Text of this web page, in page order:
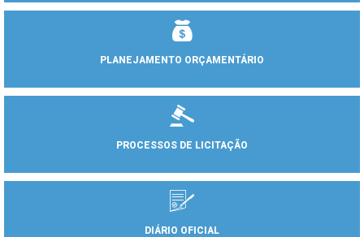
PLANEJAMENTO ORÇAMENTÁRIO
PROCESSOS DE LICITAÇÃO
DIÁRIO OFICIAL